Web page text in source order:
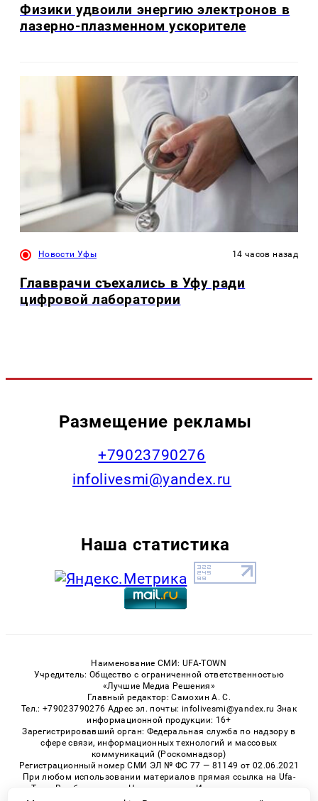
Физики удвоили энергию электронов в
лазерно-плазменном ускорителе
Новости Уфы 14 часов назад
Главврачи съехались в Уфу ради
цифровой лаборатории
Размещение рекламы
+79023790276
infolivesmi@yandex.ru
Наша статистика
Наименование СМИ: UFA-TOWN
Учредитель: Общество с ограниченной ответственностью
«Лучшие Медиа Решения»
Главный редактор: Самохин А. С.
Тел.: +79023790276 Адрес эл. почты: infolivesmi@yandex.ru Знак
информационной продукции: 16+
Зарегистрировавший орган: Федеральная служба по надзору в
сфере связи, информационных технологий и массовых
коммуникаций (Роскомнадзор)
Регистрационный номер СМИ ЭЛ № ФС 77 — 81149 от 02.06.2021
При любом использовании материалов прямая ссылка на Ufa-
Town.Ru обязательна. Цитирование в Интернете возможно